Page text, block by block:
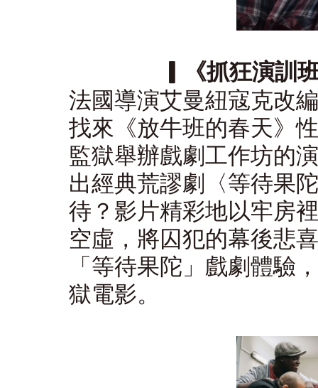
▎《抓狂演訓
法國導演艾曼紐寇克改
找來《放牛班的春天》
監獄舉辦戲劇工作坊的
出經典荒謬劇〈等待果
待？影片精彩地以牢房
空虛，將囚犯的幕後悲
「等待果陀」戲劇體驗
獄電影。